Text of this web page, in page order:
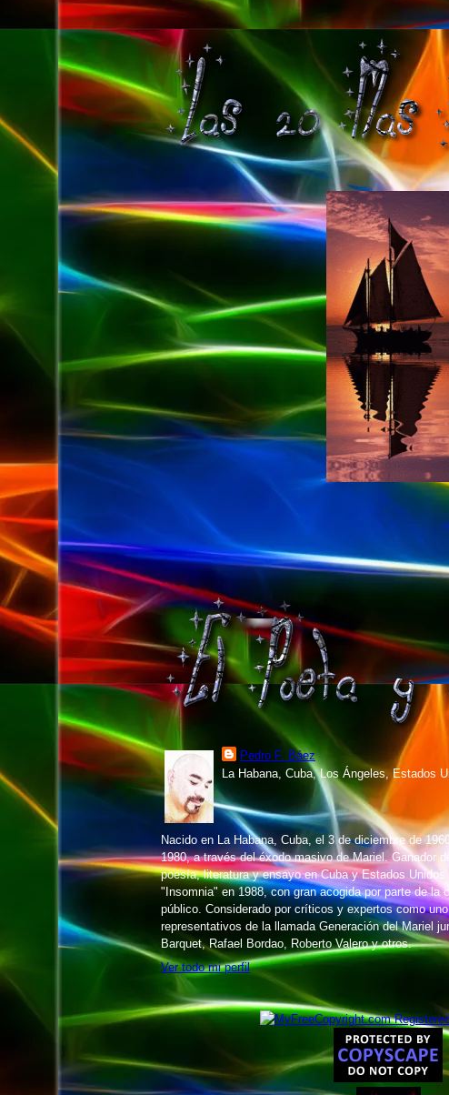
Pedro F. Báez
La Habana, Cuba, Los Ángeles, Estados
Nacido en La Habana, Cuba, el 3 de diciembre de
1980, a través del éxodo masivo de Mariel. Ganador
poesía, literatura y ensayo en Cuba y Estados
"Insomnia" en 1988, con gran acogida por parte de la
público. Considerado por críticos y expertos como
representativos de la llamada Generación del Mariel
Barquet, Rafael Bordao, Roberto Valero y otros.
Ver todo mi perfil